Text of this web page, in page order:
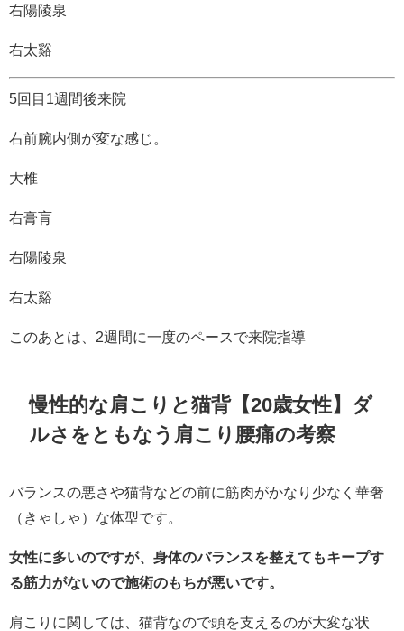
右陽陵泉
右太谿
5回目1週間後来院
右前腕内側が変な感じ。
大椎
右膏肓
右陽陵泉
右太谿
このあとは、2週間に一度のペースで来院指導
慢性的な肩こりと猫背【20歳女性】ダ
ルさをともなう肩こり腰痛の考察
バランスの悪さや猫背などの前に筋肉がかなり少なく華奢
（きゃしゃ）な体型です。
女性に多いのですが、身体のバランスを整えてもキープす
る筋力がないので施術のもちが悪いです。
肩こりに関しては、猫背なので頭を支えるのが大変な状